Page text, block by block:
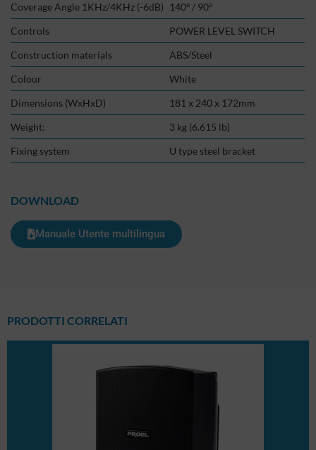
Coverage Angle 1KHz/4KHz (-6dB)
140º / 90º
Controls
POWER LEVEL SWITCH
Construction materials
ABS/Steel
Colour
White
Dimensions (WxHxD)
181 x 240 x 172mm
Weight:
3 kg (6.615 lb)
Fixing system
U type steel bracket
DOWNLOAD
Manuale Utente multilingua
PRODOTTI CORRELATI